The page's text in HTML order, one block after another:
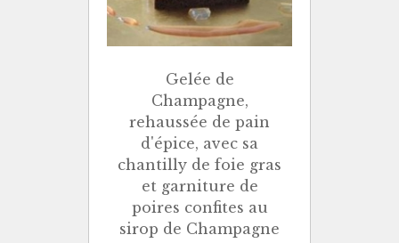
Gelée de
Champagne,
rehaussée de pain
d'épice, avec sa
chantilly de foie gras
et garniture de
poires confites au
sirop de Champagne